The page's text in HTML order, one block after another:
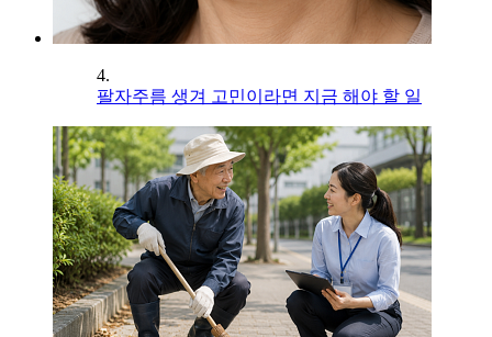
4.
팔자주름 생겨 고민이라면 지금 해야 할 일